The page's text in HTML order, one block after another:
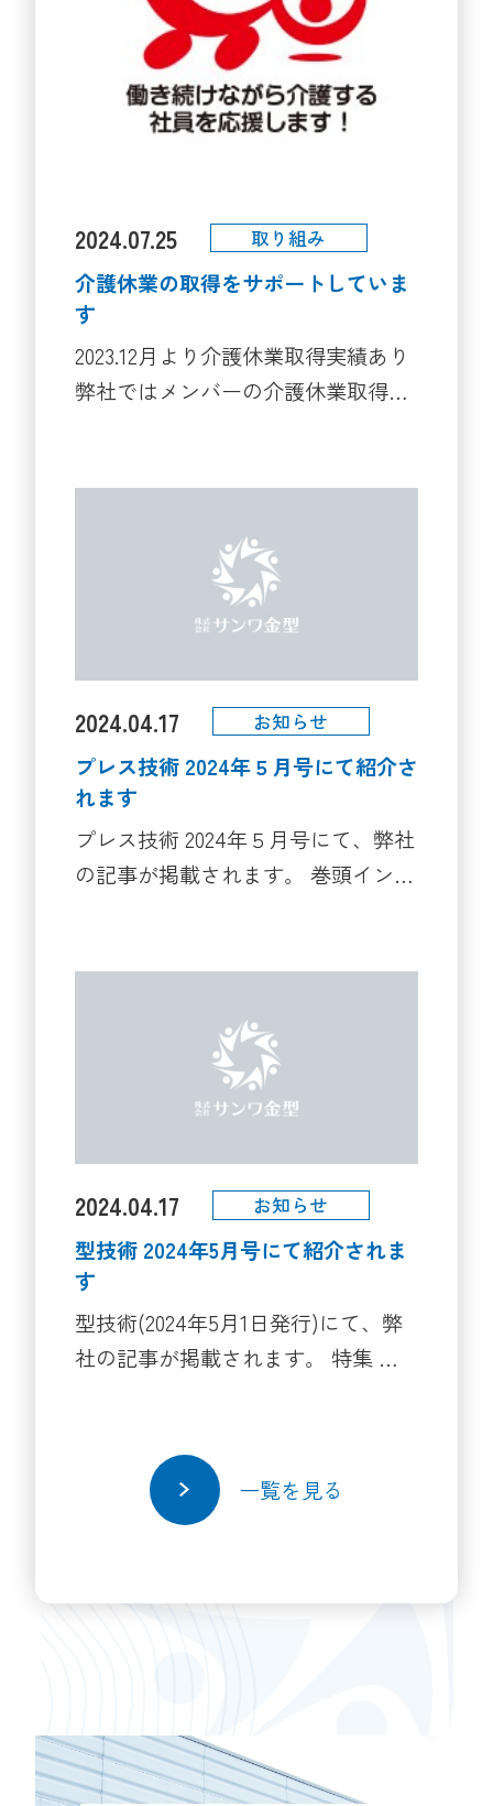
タイム制や交代休日制度などの柔軟
な勤務形態を取り入れることで、メ
ンバーの様々なライフステージにお
いて、仕事と家庭の両立を可能にし
79.9％でした。
2024.07.25 取り組み
介護休業の取得をサポートしていま
す
2023.12月より介護休業取得実績あり
弊社ではメンバーの介護休業取得・
して仕事と介護の両立を支援してい
進法に基づく一般事業主行動計画」
公開しています↓↓↓
https://ryouritsu.mhlw.go.jp/hiroba/
2024.04.17 お知らせ
プレス技術 2024年５月号にて紹介さ
れます
プレス技術 2024年５月号にて、弊社
の記事が掲載されます。 巻頭インタ
ください。
2024.04.17 お知らせ
型技術 2024年5月号にて紹介されま
す
型技術(2024年5月1日発行)にて、弊
社の記事が掲載されます。 特集 事
す。 是非ご覧ください。
一覧を見る